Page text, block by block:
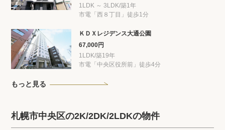
1LDK ～ 3LDK/築1年
市電「西８丁目」徒歩1分
ＫＤＸレジデンス大通公園
67,000円
1LDK/築19年
市電「中央区役所前」徒歩4分
もっと見る
札幌市中央区の2K/2DK/2LDKの物件